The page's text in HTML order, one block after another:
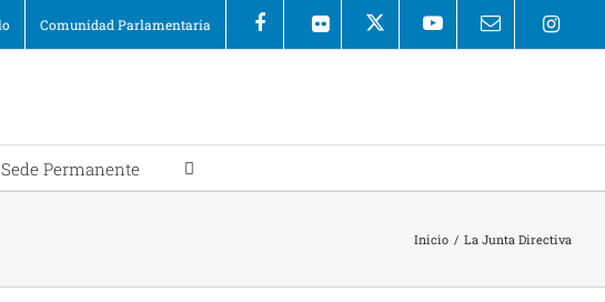
Comunidad Parlamentaria
Sede Permanente
Inicio / La Junta Directiva